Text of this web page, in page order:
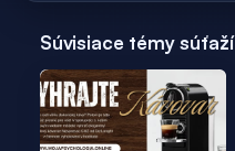
Súvisiace témy súťaží